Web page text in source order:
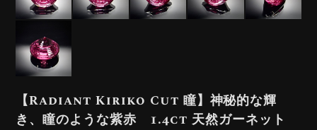
【Radiant Kiriko Cut 瞳】神秘的な輝
き、瞳のような紫赤 1.4ct 天然ガーネット